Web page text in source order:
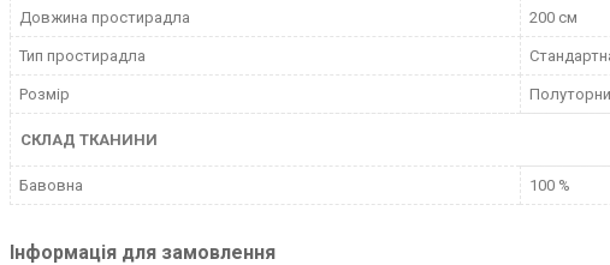
Довжина простирадла 200 см
Тип простирадла
Розмір
СКЛАД ТКАНИНИ
Бавовна 100 %
Інформація для замовлення